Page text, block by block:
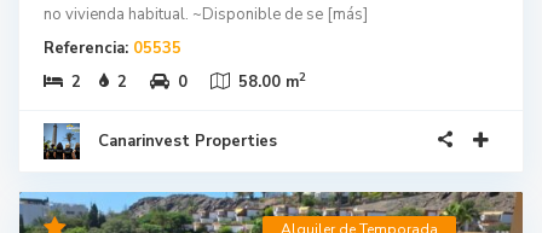
no vivienda habitual. ~Disponible de se [más]
Referencia: 05535
2
2 0 58.00 m2
Canarinvest Properties